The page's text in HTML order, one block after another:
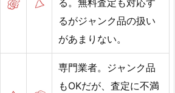
る。無料査定も対応す
るがジャンク品の扱い
があまりない。
専門業者。ジャンク品
もOKだが、査定に不満